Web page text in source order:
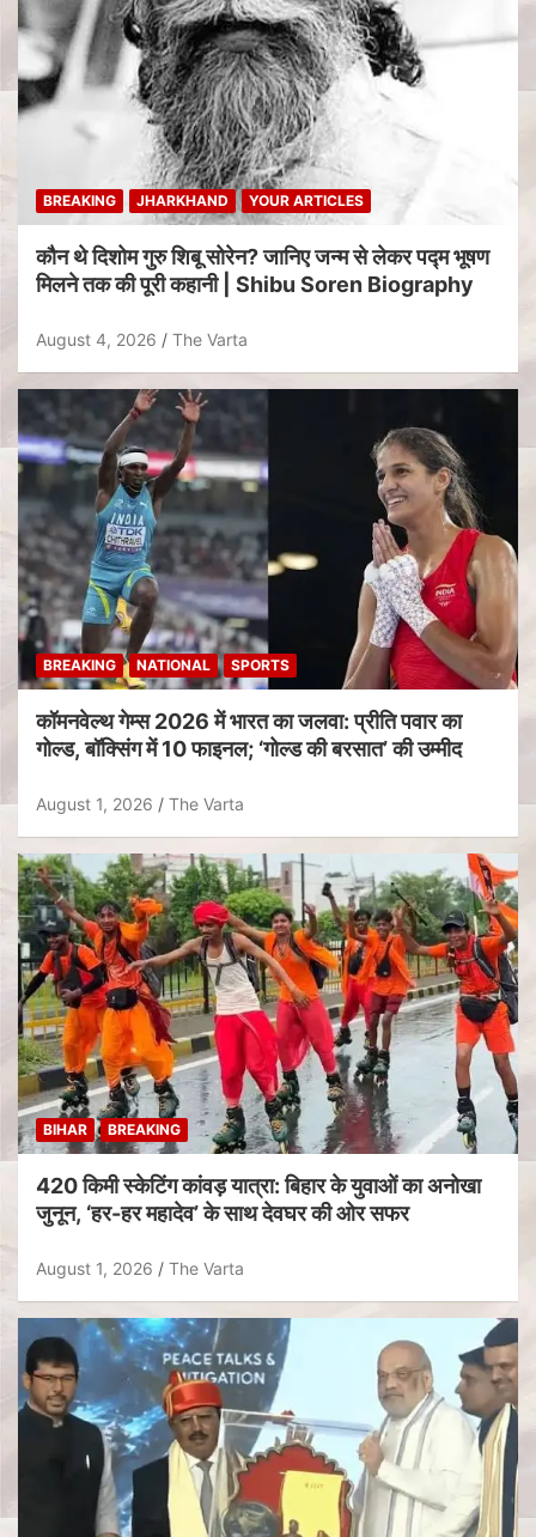
BREAKING JHARKHAND YOUR ARTICLES
कौन थे दिशोम गुरु शिबू सोरेन? जानिए जन्म से लेकर पद्म भूषण
मिलने तक की पूरी कहानी | Shibu Soren Biography
August 4, 2026 The Varta
BREAKING NATIONAL SPORTS
कॉमनवेल्थ गेम्स 2026 में भारत का जलवा: प्रीति पवार का
गोल्ड, बॉक्सिंग में 10 फाइनल; ‘गोल्ड की बरसात’ की उम्मीद
August 1, 2026 The Varta
BIHAR BREAKING
420 किमी स्केटिंग कांवड़ यात्रा: बिहार के युवाओं का अनोखा
जुनून, ‘हर-हर महादेव’ के साथ देवघर की ओर सफर
August 1, 2026 The Varta